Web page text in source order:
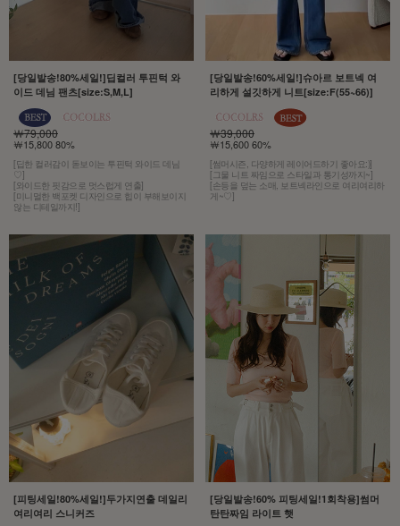
[당일발송!80%세일!]딥컬러 투핀턱 와
이드 데님 팬츠[size:S,M,L]
￦79,000
￦15,800 80%
[딥한 컬러감이 돋보이는 투핀턱 와이드 데님
♡]
[와이드한 핏감으로 멋스럽게 연출]
[미니멀한 백포켓 디자인으로 힙이 부해보이지
않는 디테일까지!]
[당일발송!60%세일!]슈아르 보트넥 여
리하게 설깃하게 니트[size:F(55~66)]
￦39,000
￦15,600 60%
[썸머시즌, 다양하게 레이어드하기 좋아요:)]
[그물 니트 짜임으로 스타일과 통기성까지~]
[손등을 덮는 소매, 보트넥라인으로 여리여리하
게~♡]
[피팅세일!80%세일!]두가지연출 데일리
여리여리 스니커즈
[당일발송!60% 피팅세일!1회착용]썸머
탄탄짜임 라이트 햇